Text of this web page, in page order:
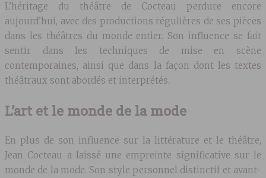
L’héritage du théâtre de Cocteau perdure encore
aujourd’hui, avec des productions régulières de ses pièces
dans les théâtres du monde entier. Son influence se fait
sentir dans les techniques de mise en scène
contemporaines, ainsi que dans la façon dont les textes
théâtraux sont abordés et interprétés.
L’art et le monde de la mode
En plus de son influence sur la littérature et le théâtre,
Jean Cocteau a laissé une empreinte significative sur le
monde de la mode. Son style personnel distinctif et avant-